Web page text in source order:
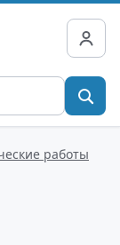
работы